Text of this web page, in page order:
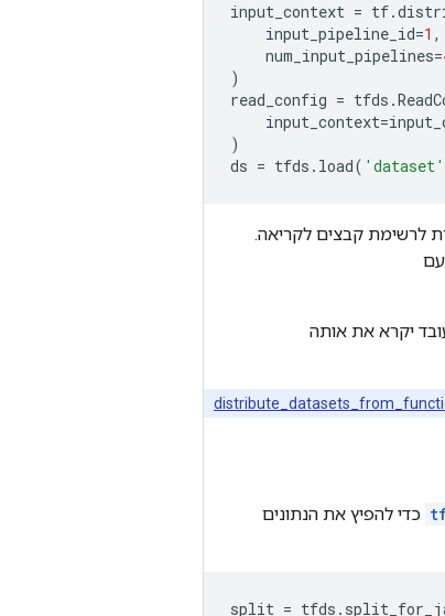
input_context = tf.
input_pipeline_id=1 ,
num_input_pipelines=
)
read_config = tfds .
input_context=
)
ds = tfds . load( 'dataset'
לרשימת קבצים לקריאה.
עם
יקרא את אותה
API כדי להפיץ את הנתונים
split = tfds .